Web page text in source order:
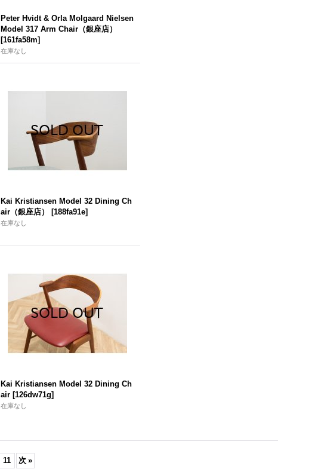
Peter Hvidt & Orla Molgaard Nielsen
Model 317 Arm Chair（銀座店）
[161fa58m]
在庫なし
Kai Kristiansen Model 32 Dining Ch
air（銀座店）
[188fa91e]
在庫なし
Kai Kristiansen Model 32 Dining Ch
air [126dw71g]
在庫なし
11 次 »